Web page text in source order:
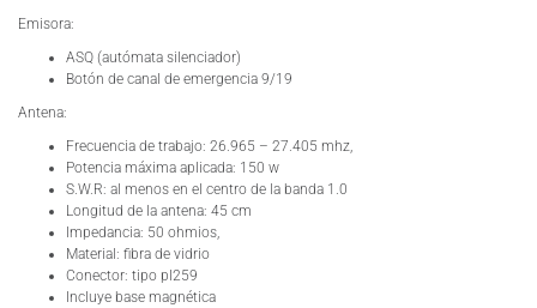
Emisora:
ASQ (autómata silenciador)
Botón de canal de emergencia 9/19
Antena:
Frecuencia de trabajo: 26.965 – 27.405 mhz,
Potencia máxima aplicada: 150 w
S.W.R: al menos en el centro de la banda 1.0
Longitud de la antena: 45 cm
Impedancia: 50 ohmios,
Material: fibra de vidrio
Conector: tipo pl259
Incluye base magnética